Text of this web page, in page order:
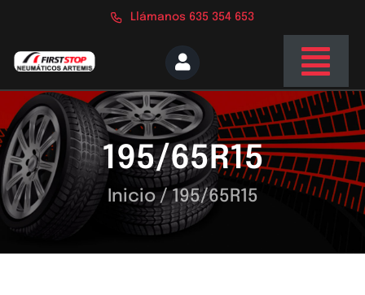
contenido
Llámanos 635 354 653
Inicio
Nosotros
Servicios
Tienda
195/65R15
Inicio / 195/65R15